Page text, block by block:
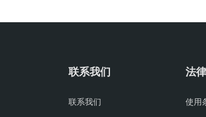
联系我们
联系我们
法律
使用